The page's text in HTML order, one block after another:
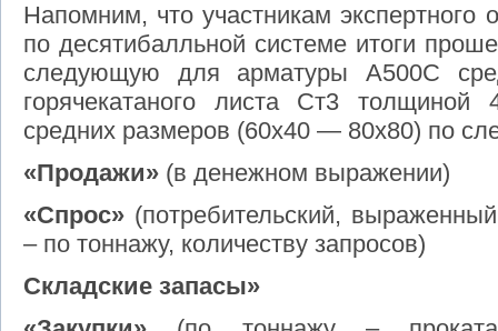
Напомним, что участникам экспертного
по десятибалльной системе итоги
следующую для арматуры А500С
горячекатаного листа Ст3
средних размеров (60х40 — 80х80) по
«Продажи» (в денежном выражении)
«Спрос» (потребительский,
– по тоннажу, количеству запросов)
Складские запасы»